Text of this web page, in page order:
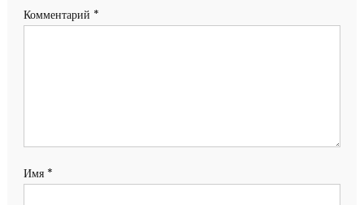
Комментарий *
Имя *